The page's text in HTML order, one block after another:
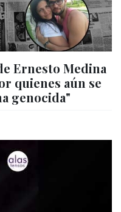
Ernesto Medina
quienes aún se
genocida"